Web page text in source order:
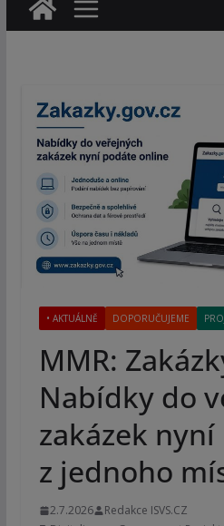
• AKTUÁLNĚ DOPORUČUJEME
MMR:
Nabídky do
zakázek
z jednoho
2.7.2026
Redakce ISVS.CZ